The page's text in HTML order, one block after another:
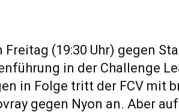
(19:30 Uhr) gegen
in der Challenge
in Folge tritt der FCV mit
gegen Nyon an. Aber